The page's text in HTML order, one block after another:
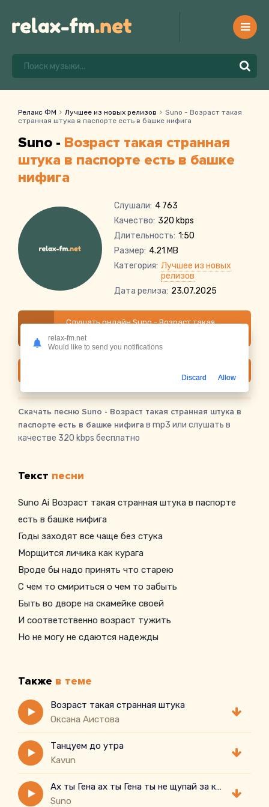
Релакс ФМ Лучшее из новых релизов
Suno - Возраст такая
странная штука в паспорте есть в башке нифига
Suno - Возраст такая странная
штука в паспорте есть в башке
нифига
Слушали: 4 763
Качество: 320 kbps
Длительность: 1:50
Размер: 4.21 MB
Категория: Лучшее из новых
релизов
Дата релиза: 23.07.2025
Слушать онлайн Suno - Возраст такая
странная штука в паспорте есть в башке
нифига
Скачать песню Suno - Возраст такая странная штука в
паспорте есть в башке нифига в mp3 или слушать в
качестве 320 kbps бесплатно
Текст песни
Suno Ai Возраст такая странная штука в паспорте
есть в башке нифига
Годы заходят все чаще без стука
Морщится личика как курага
Вроде бы надо принять что старею
С чем то смириться о чем то забыть
Быть во дворе на скамейке своей
И соответственно возраст тужить
Но не могу не сдаются надежды
В рощу рвануть за малиной с утра
Также в теме
Возраст такая странная штука
Оксана Аистова
Танцуем до утра
Kavun
Ах ты Гена ах ты Гена ты не щупай за колено
Suno
relax-fm.net
Would like to send you notifications
Discard Allow